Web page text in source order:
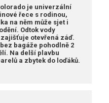
je univerzální
řece s rodinou,
na něm může sjet i
Odtok vody
otevřená záď.
bagáže pohodlně 2
Na delší plavbu
a zbytek do loďáků.